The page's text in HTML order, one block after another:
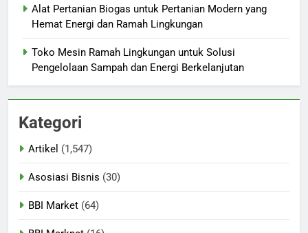
Alat Pertanian Biogas untuk Pertanian Modern yang
Hemat Energi dan Ramah Lingkungan
Toko Mesin Ramah Lingkungan untuk Solusi
Pengelolaan Sampah dan Energi Berkelanjutan
Kategori
Artikel (1,547)
Asosiasi Bisnis (30)
BBI Market (64)